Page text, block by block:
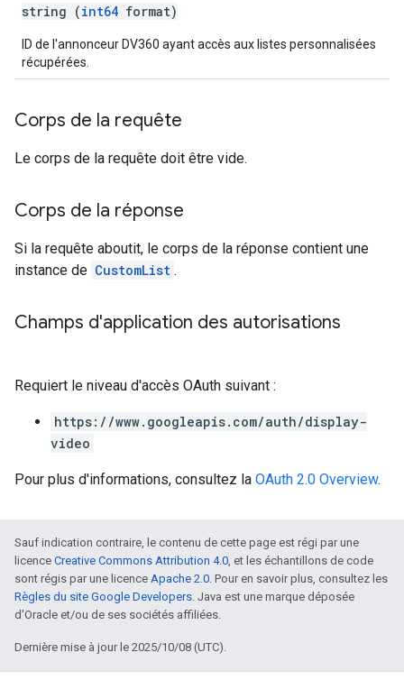
string (int64 format)
ID de l'annonceur DV360 ayant accès aux listes personnalisées
récupérées.
Corps de la requête
Le corps de la requête doit être vide.
Corps de la réponse
Si la requête aboutit, le corps de la réponse contient une
instance de CustomList .
Champs d'application des autorisations
Requiert le niveau d'accès OAuth suivant :
https://www.googleapis.com/auth/display-
video
Pour plus d'informations, consultez la OAuth 2.0 Overview.
Sauf indication contraire, le contenu de cette page est régi par une
licence Creative Commons Attribution 4.0, et les échantillons de code
sont régis par une licence Apache 2.0. Pour en savoir plus, consultez les
Règles du site Google Developers. Java est une marque déposée
d'Oracle et/ou de ses sociétés affiliées.
Dernière mise à jour le 2025/10/08 (UTC).